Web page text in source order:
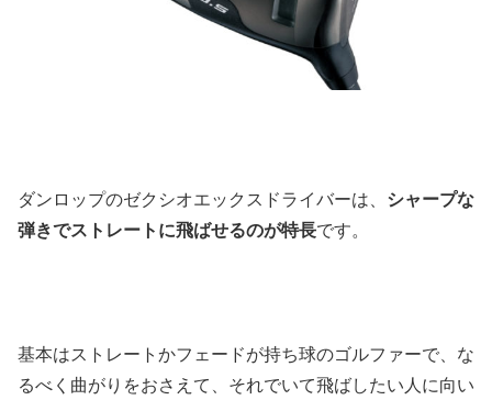
ダンロップのゼクシオエックスドライバーは、 シャープな
弾きでストレートに飛ばせるのが特長です。
基本はストレートかフェードが持ち球のゴルファーで、な
るべく曲がりをおさえて、それでいて飛ばしたい人に向い